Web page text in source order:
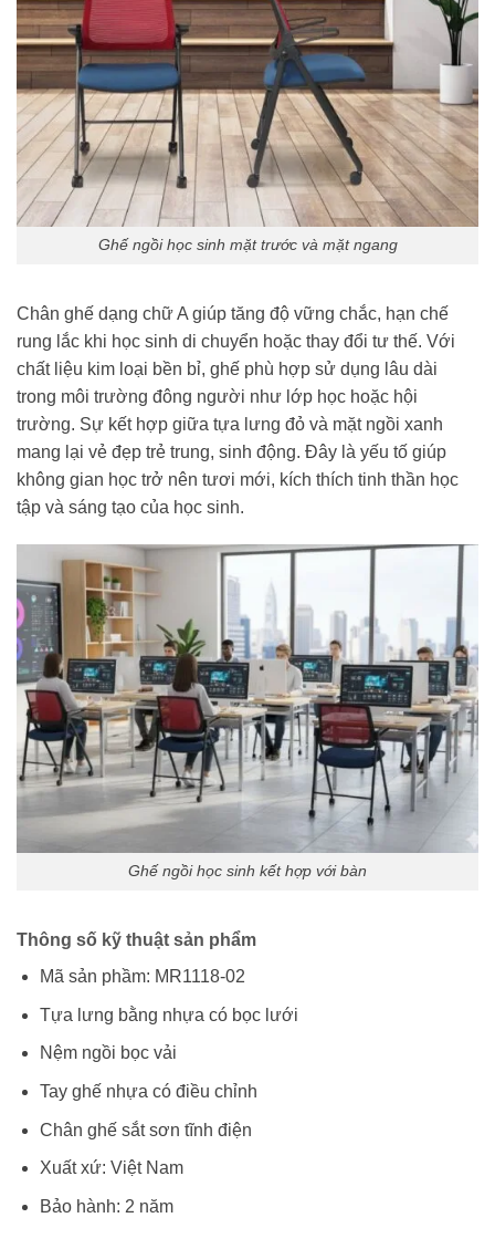
Ghế ngồi học sinh mặt trước và mặt ngang
Chân ghế dạng chữ A giúp tăng độ vững chắc, hạn chế
rung lắc khi học sinh di chuyển hoặc thay đổi tư thế. Với
chất liệu kim loại bền bỉ, ghế phù hợp sử dụng lâu dài
trong môi trường đông người như lớp học hoặc hội
trường. Sự kết hợp giữa tựa lưng đỏ và mặt ngồi xanh
mang lại vẻ đẹp trẻ trung, sinh động. Đây là yếu tố giúp
không gian học trở nên tươi mới, kích thích tinh thần học
tập và sáng tạo của học sinh.
Ghế ngồi học sinh kết hợp với bàn
Thông số kỹ thuật sản phẩm
Mã sản phầm: MR1118-02
Tựa lưng bằng nhựa có bọc lưới
Nệm ngồi bọc vải
Tay ghế nhựa có điều chỉnh
Chân ghế sắt sơn tĩnh điện
Xuất xứ: Việt Nam
Bảo hành: 2 năm